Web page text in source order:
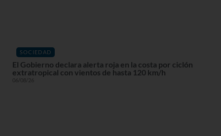
SOCIEDAD
El Gobierno declara alerta roja en la costa por ciclón
extratropical con vientos de hasta 120 km/h
06/08/26